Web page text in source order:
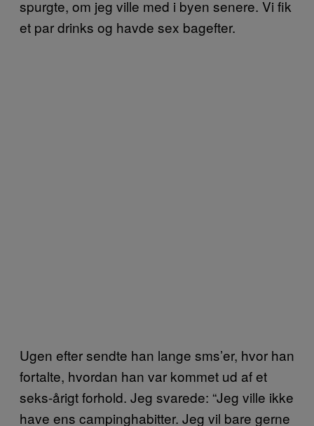
spurgte, om jeg ville med i byen senere. Vi fik
et par drinks og havde sex bagefter.
Ugen efter sendte han lange sms’er, hvor han
fortalte, hvordan han var kommet ud af et
seks-årigt forhold. Jeg svarede: “Jeg ville ikke
have ens campinghabitter. Jeg vil bare gerne